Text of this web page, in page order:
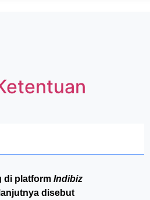
di platform Indibiz
disebut